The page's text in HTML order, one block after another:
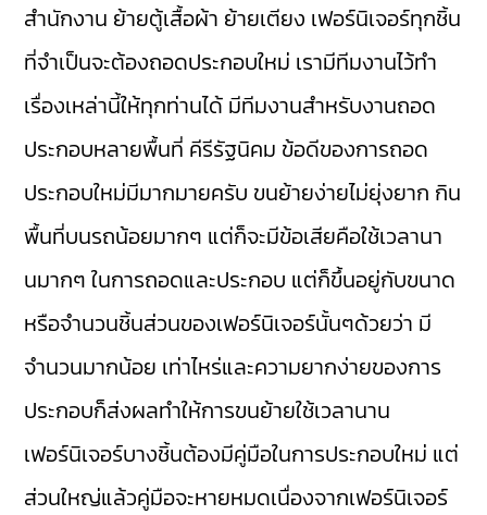
สำนักงาน ย้ายตู้เสื้อผ้า ย้ายเตียง เฟอร์นิเจอร์ทุกชิ้น
ที่จำเป็นจะต้องถอดประกอบใหม่ เรามีทีมงานไว้ทำ
เรื่องเหล่านี้ให้ทุกท่านได้ มีทีมงานสำหรับงานถอด
ประกอบหลายพื้นที่ คีรีรัฐนิคม ข้อดีของการถอด
ประกอบใหม่มีมากมายครับ ขนย้ายง่ายไม่ยุ่งยาก กิน
พื้นที่บนรถน้อยมากๆ แต่ก็จะมีข้อเสียคือใช้เวลานา
นมากๆ ในการถอดและประกอบ แต่ก็ขึ้นอยู่กับขนาด
หรือจำนวนชิ้นส่วนของเฟอร์นิเจอร์นั้นๆด้วยว่า มี
จำนวนมากน้อย เท่าไหร่และความยากง่ายของการ
ประกอบก็ส่งผลทำให้การขนย้ายใช้เวลานาน
เฟอร์นิเจอร์บางชิ้นต้องมีคู่มือในการประกอบใหม่ แต่
ส่วนใหญ่แล้วคู่มือจะหายหมดเนื่องจากเฟอร์นิเจอร์